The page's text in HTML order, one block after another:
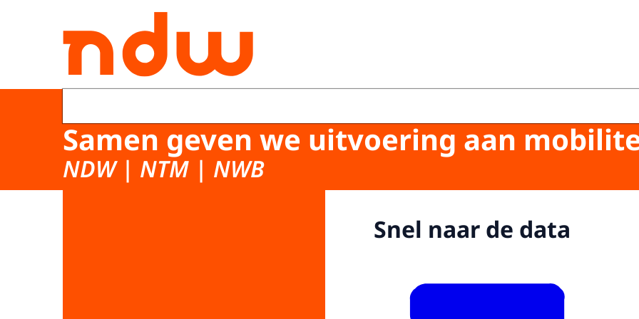
Naar de homepage van Nationaal Dataportaal Wegverkeer
Samen geven we uitvoering aan
NDW | NTM | NWB
Snel naar de data